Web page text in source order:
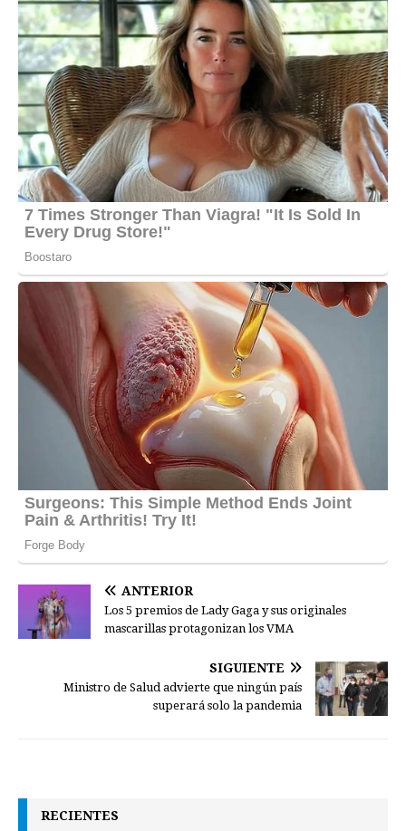
ANTERIOR
Los 5 premios de Lady Gaga y sus originales
mascarillas protagonizan los VMA
SIGUIENTE
Ministro de Salud advierte que ningún país
superará solo la pandemia
RECIENTES